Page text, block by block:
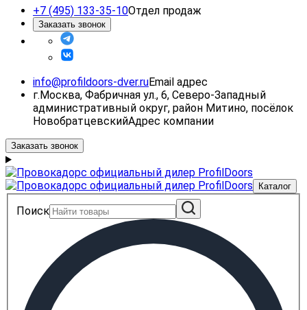
+7 (495) 133-35-10Отдел продаж
Заказать звонок
info@profildoors-dver.ruEmail адрес
г.Москва, Фабричная ул., 6, Северо-Западный
административный округ, район Митино, посёлок
НовобратцевскийАдрес компании
Заказать звонок
Каталог
Поиск